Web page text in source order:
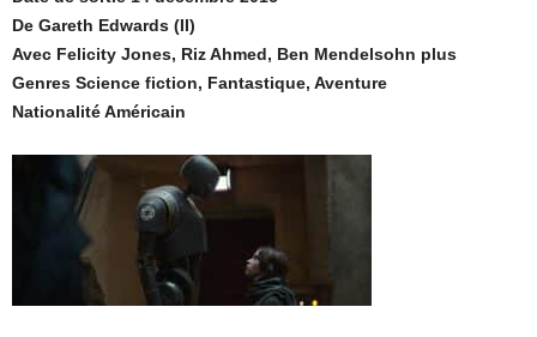
De Gareth Edwards (II)
Avec Felicity Jones, Riz Ahmed, Ben Mendelsohn plus
Genres Science fiction, Fantastique, Aventure
Nationalité Américain